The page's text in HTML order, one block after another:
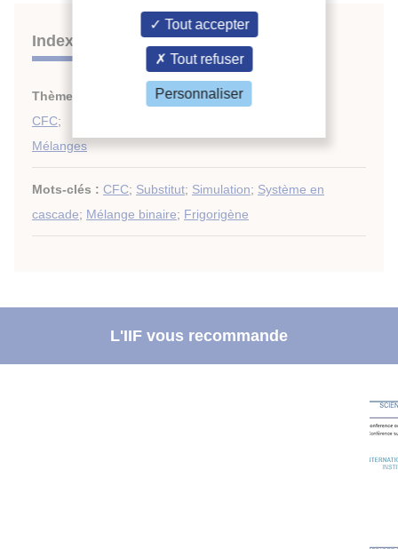
Indexation
Thèmes : Equipements frigorifiques : généralités
CFC;
Mélanges
Mots-clés : CFC; Substitut; Simulation; Système en
cascade; Mélange binaire; Frigorigène
L'IIF vous recommande
Tout accepter
Tout refuser
Personnaliser